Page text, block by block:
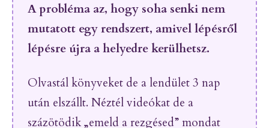
A probléma az, hogy soha senki nem
mutatott egy rendszert, amivel lépésről
lépésre újra a helyedre kerülhetsz.
Olvastál könyveket de a lendület 3 nap
után elszállt. Néztél videókat de a
százötödik „emeld a rezgésed” mondat